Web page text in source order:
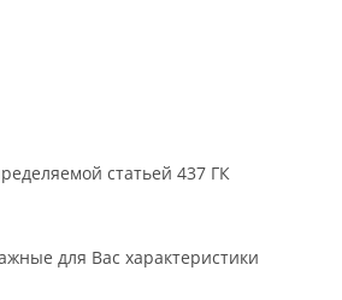
статьей 437 ГК
для Вас характеристики